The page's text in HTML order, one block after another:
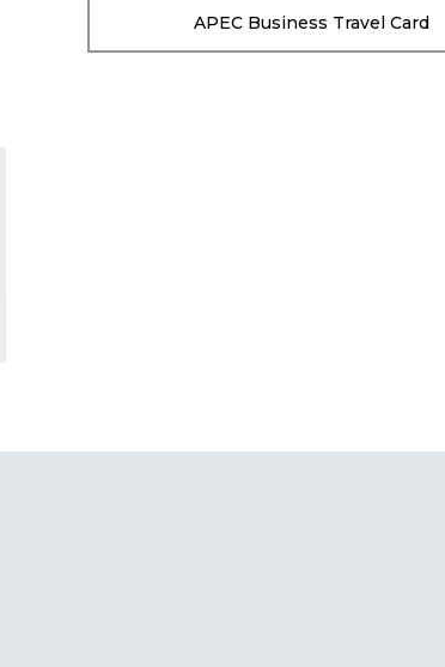
APEC Business Travel Card